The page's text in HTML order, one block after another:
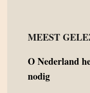
MEEST
ONederland
nodig